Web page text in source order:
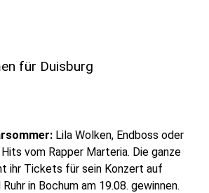
für Duisburg
Lila Wolken, Endboss oder
vom Rapper Marteria. Die ganze
ihr Tickets für sein Konzert auf
in Bochum am 19.08. gewinnen.